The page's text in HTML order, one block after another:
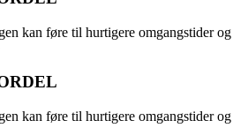
kan føre til hurtigere omgangstider og
kan føre til hurtigere omgangstider og